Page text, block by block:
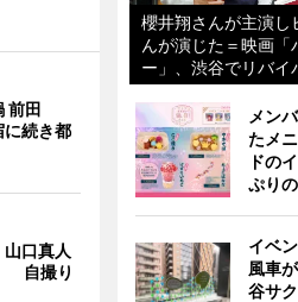
前田
続き都
口真人
自撮り
櫻井翔さんが主演し
んが演じた＝映画
ー」、渋谷でリバイ
メン
たメ
ドの
ぷり
イベ
風車
谷サ